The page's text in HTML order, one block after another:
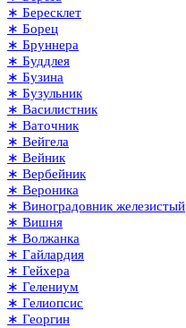
∗ Бересклет
∗ Борец
∗ Бруннера
∗ Буддлея
∗ Бузина
∗ Бузульник
∗ Василистник
∗ Ваточник
∗ Вейгела
∗ Вейник
∗ Вербейник
∗ Вероника
∗ Виноградовник железистый
∗ Вишня
∗ Волжанка
∗ Гайлардия
∗ Гейхера
∗ Гелениум
∗ Гелиопсис
∗ Георгин